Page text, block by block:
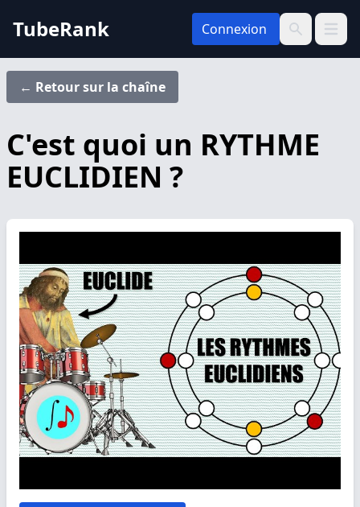
TubeRank Connexion
Recherche
← Retour sur la chaîne
C'est quoi un RYTHME
EUCLIDIEN ?